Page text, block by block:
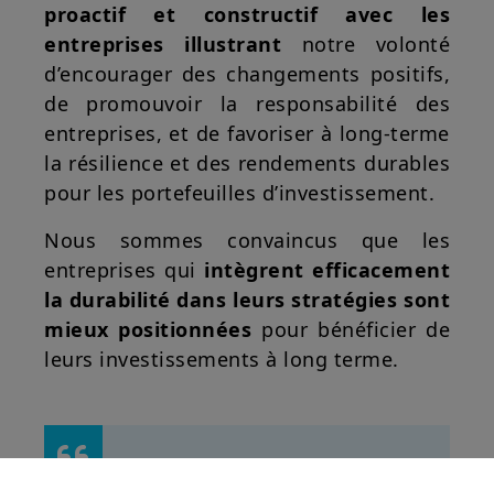
proactif et constructif avec les
entreprises illustrant notre volonté
d’encourager des changements positifs,
de promouvoir la responsabilité des
entreprises, et de favoriser à long-terme
la résilience et des rendements durables
pour les portefeuilles d’investissement.
Nous sommes convaincus que les
entreprises qui intègrent efficacement
la durabilité dans leurs stratégies sont
mieux positionnées pour bénéficier de
leurs investissements à long terme.